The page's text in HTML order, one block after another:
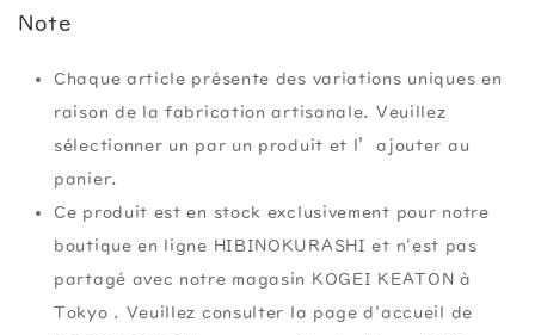
Note
Chaque article présente des variations uniques en
raison de la fabrication artisanale. Veuillez
sélectionner un par un produit et l’ajouter au
panier.
Ce produit est en stock exclusivement pour notre
boutique en ligne HIBINOKURASHI et n'est pas
partagé avec notre magasin KOGEI KEATON à
Tokyo . Veuillez consulter la page d'accueil de